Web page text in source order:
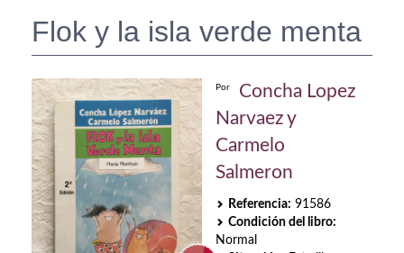
MATERIAS
Astrología. Ocultismo
Autoayuda. Conocimiento personal
Autoayuda. Crecimiento personal
Biografía
Biografías
Flok y la isla verde menta
Por
Concha Lopez
Narvaez y
Carmelo
Salmeron
Referencia: 91586
Condición del libro:
Normal